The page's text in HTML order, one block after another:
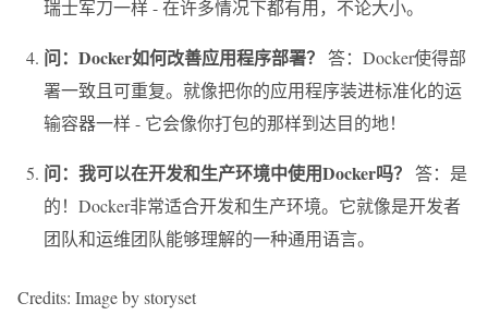
瑞士军刀一样 - 在许多情况下都有用，不论大小。
问：Docker如何改善应用程序部署？ 答：Docker使得部
署一致且可重复。就像把你的应用程序装进标准化的运
输容器一样 - 它会像你打包的那样到达目的地！
问：我可以在开发和生产环境中使用Docker吗？ 答：是
的！Docker非常适合开发和生产环境。它就像是开发者
团队和运维团队能够理解的一种通用语言。
Credits: Image by storyset